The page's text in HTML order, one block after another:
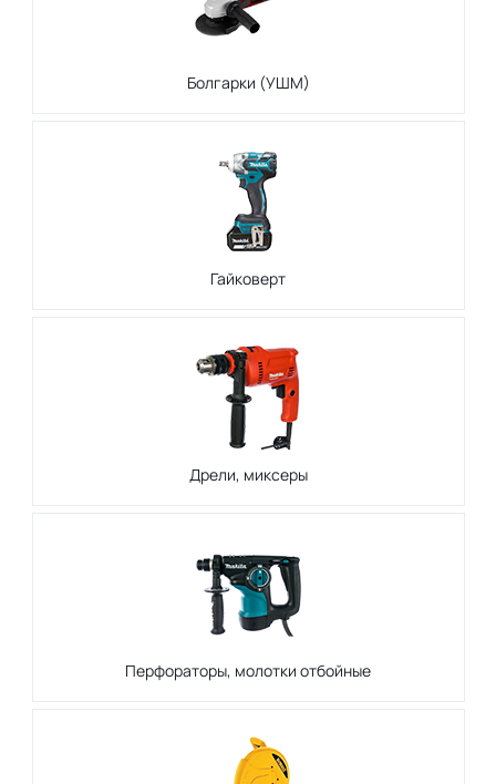
Болгарки (УШМ)
Гайковерт
Дрели, миксеры
Перфораторы, молотки отбойные